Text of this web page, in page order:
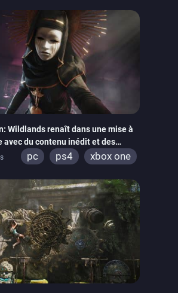
Wildlands renaît dans une mise à
avec du contenu inédit et des
pc ps4 xbox one